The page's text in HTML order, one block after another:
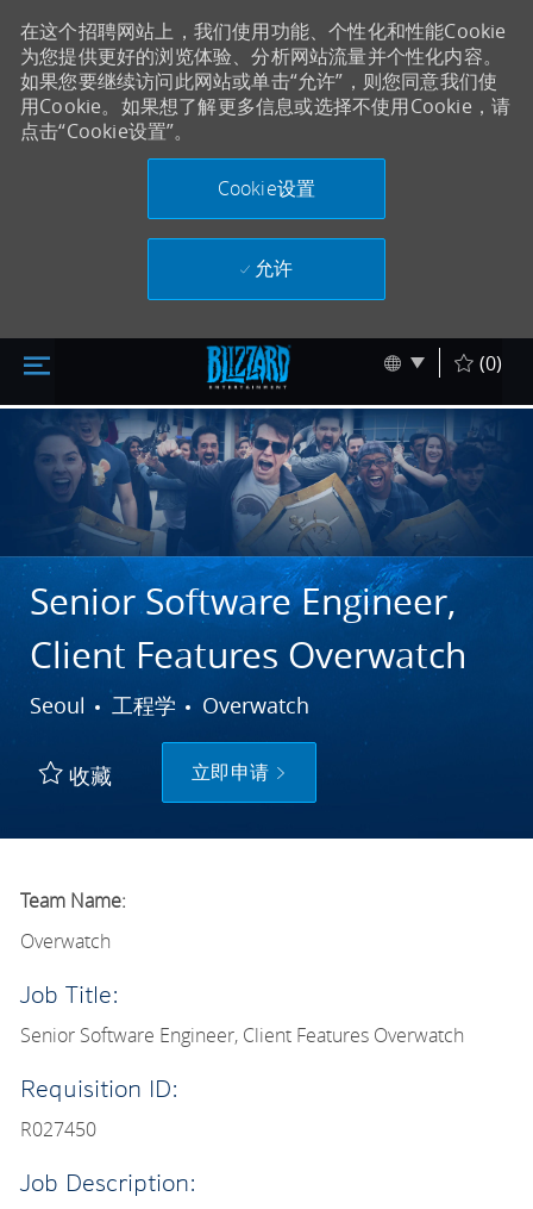
Skip to main content
在这个招聘网站上，我们使用功能、个性化和性能Cookie
为您提供更好的浏览体验、分析网站流量并个性化内容。
如果您要继续访问此网站或单击“允许”，则您同意我们使
用Cookie。如果想了解更多信息或选择不使用Cookie，请
点击“Cookie设置”。
Cookie设置
允许
跳至主内容 Language
Chinese(0)
Senior Software Engineer,
Client Features Overwatch
城市
Seoul 类别
工程学 Overwatch
收藏 立即申请
Team Name:
Overwatch
Job Title:
Senior Software Engineer, Client Features Overwatch
Requisition ID:
R027450
Job Description: